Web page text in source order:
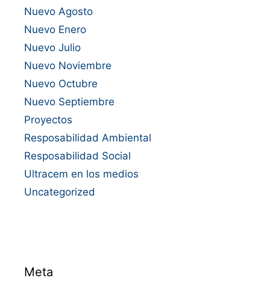
Nuevo Agosto
Nuevo Enero
Nuevo Julio
Nuevo Noviembre
Nuevo Octubre
Nuevo Septiembre
Proyectos
Resposabilidad Ambiental
Resposabilidad Social
Ultracem en los medios
Uncategorized
Meta